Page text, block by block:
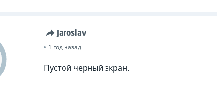
Jaroslav
1 год назад
Пустой черный экран.